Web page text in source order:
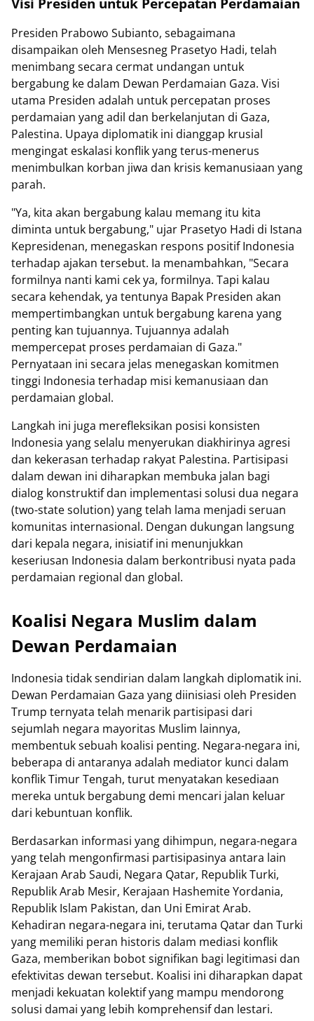
Presiden Prabowo Subianto, sebagaimana
disampaikan oleh Mensesneg Prasetyo Hadi, telah
menimbang secara cermat undangan untuk
bergabung ke dalam Dewan Perdamaian Gaza. Visi
utama Presiden adalah untuk percepatan proses
perdamaian yang adil dan berkelanjutan di Gaza,
Palestina. Upaya diplomatik ini dianggap krusial
mengingat eskalasi konflik yang terus-menerus
menimbulkan korban jiwa dan krisis kemanusiaan yang
parah.
"Ya, kita akan bergabung kalau memang itu kita
diminta untuk bergabung," ujar Prasetyo Hadi di Istana
Kepresidenan, menegaskan respons positif Indonesia
terhadap ajakan tersebut. Ia menambahkan, "Secara
formilnya nanti kami cek ya, formilnya. Tapi kalau
secara kehendak, ya tentunya Bapak Presiden akan
mempertimbangkan untuk bergabung karena yang
penting kan tujuannya. Tujuannya adalah
mempercepat proses perdamaian di Gaza."
Pernyataan ini secara jelas menegaskan komitmen
tinggi Indonesia terhadap misi kemanusiaan dan
perdamaian global.
Langkah ini juga merefleksikan posisi konsisten
Indonesia yang selalu menyerukan diakhirinya agresi
dan kekerasan terhadap rakyat Palestina. Partisipasi
dalam dewan ini diharapkan membuka jalan bagi
dialog konstruktif dan implementasi solusi dua negara
(two-state solution) yang telah lama menjadi seruan
komunitas internasional. Dengan dukungan langsung
dari kepala negara, inisiatif ini menunjukkan
keseriusan Indonesia dalam berkontribusi nyata pada
perdamaian regional dan global.
Koalisi Negara Muslim dalam
Dewan Perdamaian
Indonesia tidak sendirian dalam langkah diplomatik ini.
Dewan Perdamaian Gaza yang diinisiasi oleh Presiden
Trump ternyata telah menarik partisipasi dari
sejumlah negara mayoritas Muslim lainnya,
membentuk sebuah koalisi penting. Negara-negara ini,
beberapa di antaranya adalah mediator kunci dalam
konflik Timur Tengah, turut menyatakan kesediaan
mereka untuk bergabung demi mencari jalan keluar
dari kebuntuan konflik.
Berdasarkan informasi yang dihimpun, negara-negara
yang telah mengonfirmasi partisipasinya antara lain
Kerajaan Arab Saudi, Negara Qatar, Republik Turki,
Republik Arab Mesir, Kerajaan Hashemite Yordania,
Republik Islam Pakistan, dan Uni Emirat Arab.
Kehadiran negara-negara ini, terutama Qatar dan Turki
yang memiliki peran historis dalam mediasi konflik
Gaza, memberikan bobot signifikan bagi legitimasi dan
efektivitas dewan tersebut. Koalisi ini diharapkan dapat
menjadi kekuatan kolektif yang mampu mendorong
solusi damai yang lebih komprehensif dan lestari.